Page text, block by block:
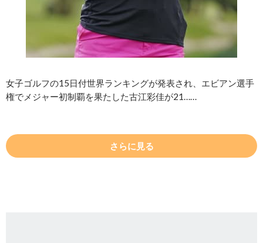
女子ゴルフの15日付世界ランキングが発表され、エビアン選手
権でメジャー初制覇を果たした古江彩佳が21……
さらに見る